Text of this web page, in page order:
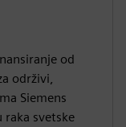
od
održivi,
Siemens
raka svetske